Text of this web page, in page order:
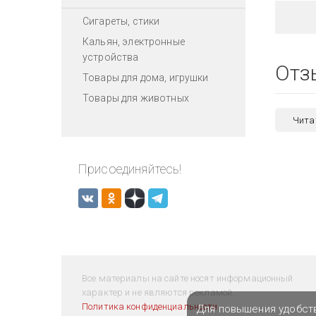
Сигареты, стики
Кальян, электронные
устройства
Товары для дома, игрушки
Товары для животных
Присоединяйтесь!
Все материалы на сайте носят информационный
характер и не являются рекламой.
Политика конфиденциальностиДля повышения